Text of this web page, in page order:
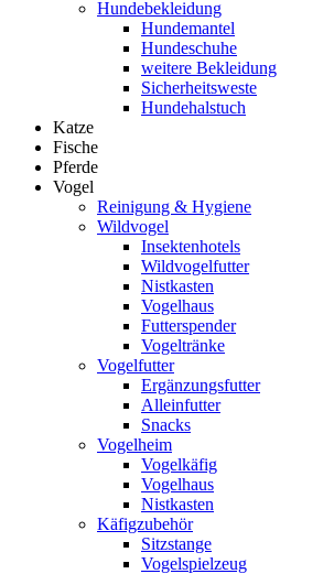
Hundebekleidung
Hundemantel
Hundeschuhe
weitere Bekleidung
Sicherheitsweste
Hundehalstuch
Katze
Fische
Pferde
Vogel
Reinigung & Hygiene
Wildvogel
Insektenhotels
Wildvogelfutter
Nistkasten
Vogelhaus
Futterspender
Vogeltränke
Vogelfutter
Ergänzungsfutter
Alleinfutter
Snacks
Vogelheim
Vogelkäfig
Vogelhaus
Nistkasten
Käfigzubehör
Sitzstange
Vogelspielzeug